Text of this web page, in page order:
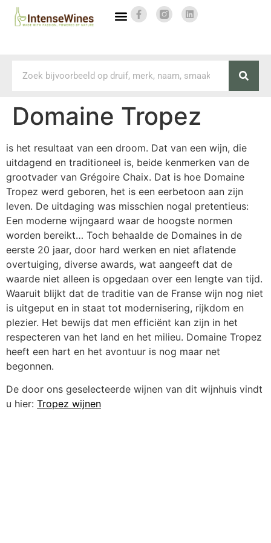
Domaine Tropez
is het resultaat van een droom. Dat van een wijn, die
uitdagend en traditioneel is, beide kenmerken van de
grootvader van Grégoire Chaix. Dat is hoe Domaine
Tropez werd geboren, het is een eerbetoon aan zijn
leven. De uitdaging was misschien nogal pretentieus:
Een moderne wijngaard waar de hoogste normen
worden bereikt… Toch behaalde de Domaines in de
eerste 20 jaar, door hard werken en niet aflatende
overtuiging, diverse awards, wat aangeeft dat de
waarde niet alleen is opgedaan over een lengte van tijd.
Waaruit blijkt dat de traditie van de Franse wijn nog niet
is uitgeput en in staat tot modernisering, rijkdom en
plezier. Het bewijs dat men efficiënt kan zijn in het
respecteren van het land en het milieu. Domaine Tropez
heeft een hart en het avontuur is nog maar net
begonnen.
De door ons geselecteerde wijnen van dit wijnhuis vindt
u hier: Tropez wijnen